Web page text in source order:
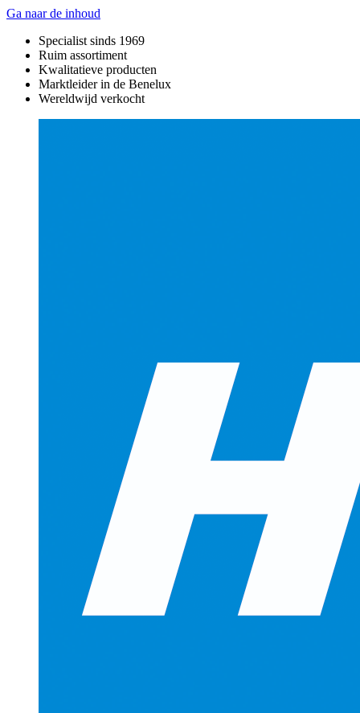
Ga naar de inhoud
Specialist sinds 1969
Ruim assortiment
Kwalitatieve producten
Marktleider in de Benelux
Wereldwijd verkocht